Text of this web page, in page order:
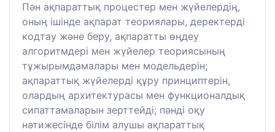
Пән ақпараттық процестер мен жүйелердің,
оның ішінде ақпарат теориялары, деректерді
кодтау және беру, ақпаратты өңдеу
алгоритмдері мен жүйелер теориясының
тұжырымдамалары мен модельдерін;
ақпараттық жүйелерді құру принциптерін,
олардың архитектурасы мен функционалдық
сипаттамаларын зерттейді; пәнді оқу
нәтижесінде білім алушы ақпараттық